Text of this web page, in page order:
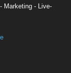
Marketing - Live-